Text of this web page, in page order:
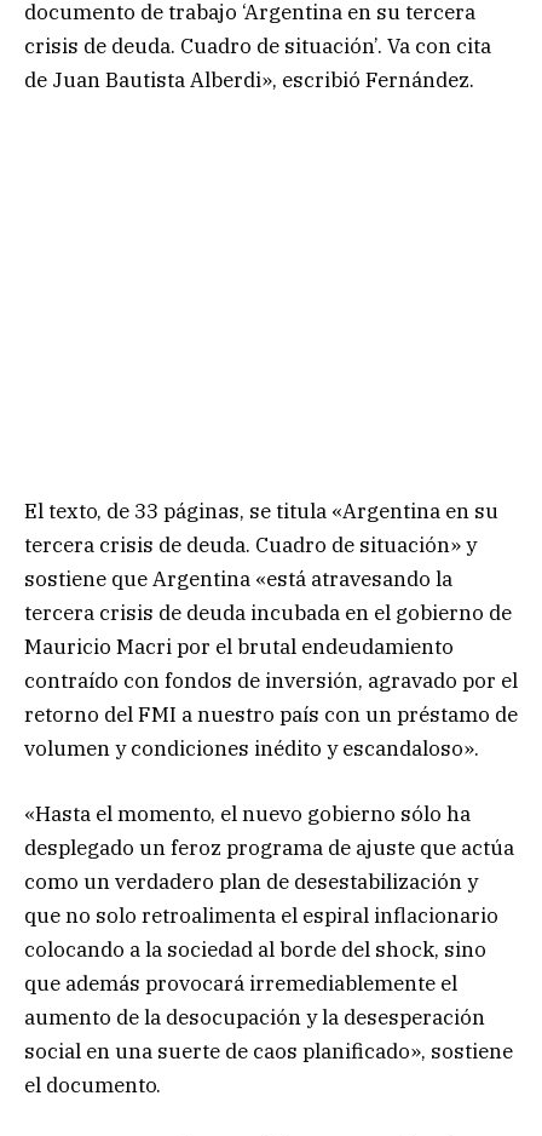
documento de trabajo ‘Argentina en su tercera
crisis de deuda. Cuadro de situación’. Va con cita
de Juan Bautista Alberdi», escribió Fernández.
El texto, de 33 páginas, se titula «Argentina en su
tercera crisis de deuda. Cuadro de situación» y
sostiene que Argentina «está atravesando la
tercera crisis de deuda incubada en el gobierno de
Mauricio Macri por el brutal endeudamiento
contraído con fondos de inversión, agravado por el
retorno del FMI a nuestro país con un préstamo de
volumen y condiciones inédito y escandaloso».
«Hasta el momento, el nuevo gobierno sólo ha
desplegado un feroz programa de ajuste que actúa
como un verdadero plan de desestabilización y
que no solo retroalimenta el espiral inflacionario
colocando a la sociedad al borde del shock, sino
que además provocará irremediablemente el
aumento de la desocupación y la desesperación
social en una suerte de caos planificado», sostiene
el documento.